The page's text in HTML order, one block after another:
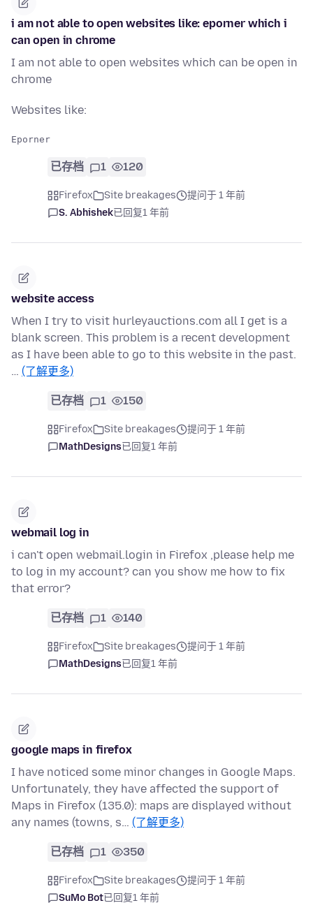
i am not able to open websites like: eporner which i
can open in chrome
I am not able to open websites which can be open in
chrome
Websites like:
已存档 1 120
Firefox Site breakages
提问于 1 年前
S. Abhishek已回复1 年前
website access
When I try to visit hurleyauctions.com all I get is a
blank screen. This problem is a recent development
as I have been able to go to this website in the past.
… (了解更多)
已存档 1 150
Firefox Site breakages
提问于 1 年前
MathDesigns已回复1 年前
webmail log in
i can't open webmail.login in Firefox ,please help me
to log in my account? can you show me how to fix
that error?
已存档 1 140
Firefox Site breakages
提问于 1 年前
MathDesigns已回复1 年前
google maps in firefox
I have noticed some minor changes in Google Maps.
Unfortunately, they have affected the support of
Maps in Firefox (135.0): maps are displayed without
any names (towns, s… (了解更多)
已存档 1 350
Firefox Site breakages
提问于 1 年前
SuMo Bot已回复1 年前